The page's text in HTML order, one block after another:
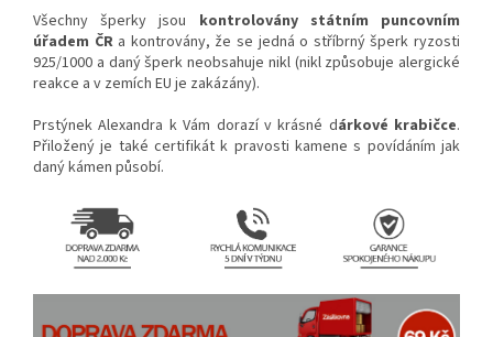
Všechny šperky jsou kontrolovány státním puncovním
úřadem ČRa kontrovány, že se jedná o stříbrný šperk ryzosti
925/1000 a daný šperk neobsahuje nikl (nikl způsobuje alergické
reakce a v zemích EU je zakázány).
Prstýnek Alexandra k Vám dorazí v krásné dárkové krabičce.
Přiložený je také certifikát k pravosti kamene s povídáním jak
daný kámen působí.